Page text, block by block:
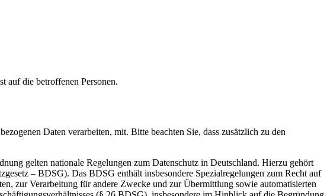
auf die betroffenen Personen.
Daten verarbeiten, mit. Bitte beachten Sie, dass zusätzlich zu den
gelten nationale Regelungen zum Datenschutz in Deutschland. Hierzu gehört
– BDSG). Das BDSG enthält insbesondere Spezialregelungen zum Recht auf
zur Verarbeitung für andere Zwecke und zur Übermittlung sowie automatisierten